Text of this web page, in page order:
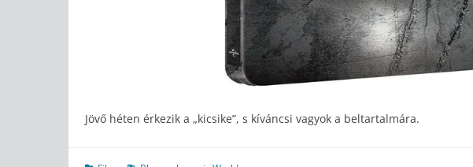
Jövő héten érkezik a „kicsike”, s kíváncsi vagyok a beltartalmára.